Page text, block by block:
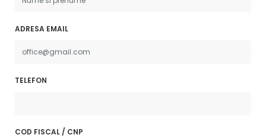
ADRESA EMAIL
TELEFON
COD FISCAL / CNP